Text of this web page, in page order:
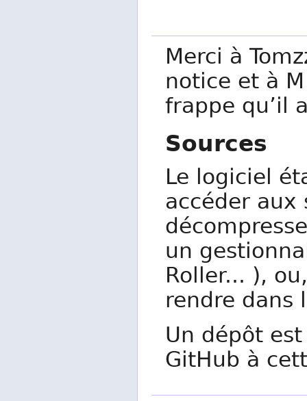
Merci à
notice et à
frappe qu’il
Sources
Le logiciel
accéder
un
Roller... ),
rendre dans
Un dépôt
GitHub à